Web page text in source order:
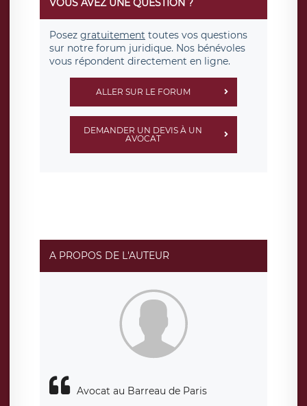
VOUS AVEZ UNE QUESTION ?
Posez gratuitement toutes vos questions
sur notre forum juridique. Nos bénévoles
vous répondent directement en ligne.
ALLER SUR LE FORUM
DEMANDER UN DEVIS À UN
AVOCAT
A PROPOS DE L'AUTEUR
Avocat au Barreau de Paris